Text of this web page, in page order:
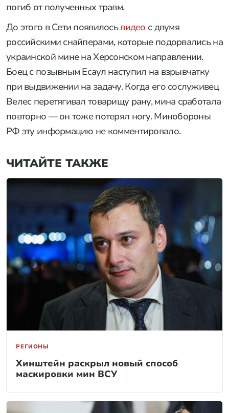
погиб от полученных травм.
До этого в Сети появилосьвидео с двумя
российскими снайперами, которые подорвались на
украинской мине на Херсонском направлении.
Боец с позывным Есаул наступил на взрывчатку
при выдвижении на задачу. Когда его сослуживец
Велес перетягивал товарищу рану, мина сработала
повторно — он тоже потерял ногу. Минобороны
РФ эту информацию не комментировало.
ЧИТАЙТЕ ТАКЖЕ
РЕГИОНЫ
Хинштейн раскрыл новый способ
маскировки мин ВСУ